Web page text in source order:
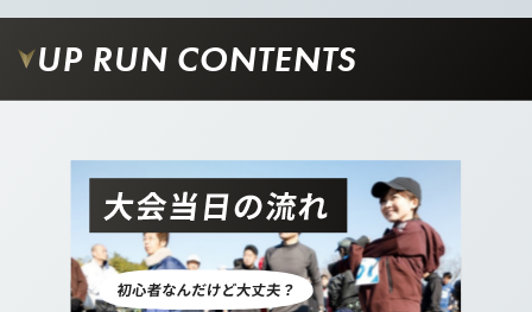
11. さらに真っすぐ進むと左手に集合場所の時計台に
UP RUN CONTENTS